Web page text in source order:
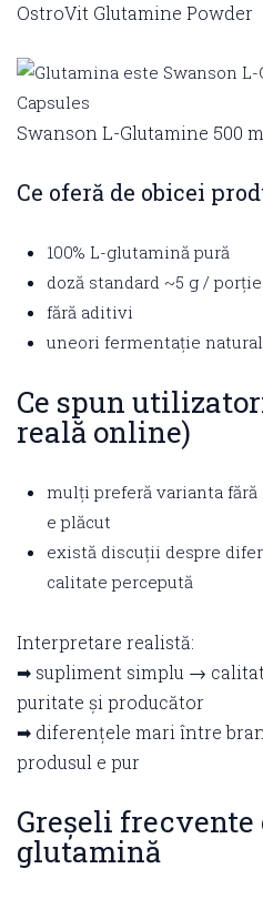
OstroVit Glutamine Powder
Swanson L-Glutamine 500
Ce oferă de obicei
100% L-glutamină pură
doză standard ~5 g / porție
fără aditivi
uneori fermentație
Ce spun
reală online)
mulți preferă varianta
e plăcut
există discuții despre
calitate percepută
Interpretare realistă:
➡ supliment simplu →
puritate și producător
➡ diferențele mari între
produsul e pur
Greșeli
glutamină